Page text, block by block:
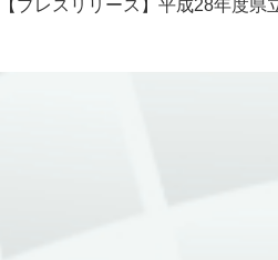
【プレスリリース】平成28年度